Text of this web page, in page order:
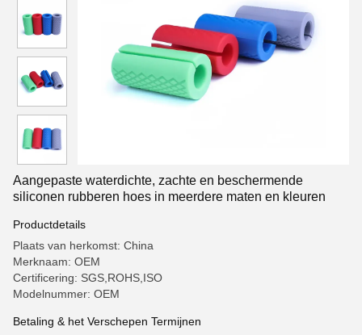
Aangepaste waterdichte, zachte en beschermende
siliconen rubberen hoes in meerdere maten en kleuren
Productdetails
Plaats van herkomst: China
Merknaam: OEM
Certificering: SGS,ROHS,ISO
Modelnummer: OEM
Betaling & het Verschepen Termijnen